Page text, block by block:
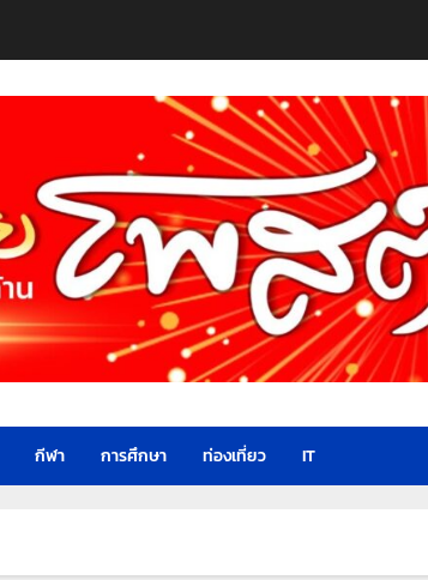
กีฬา การศึกษา ท่องเที่ยว IT